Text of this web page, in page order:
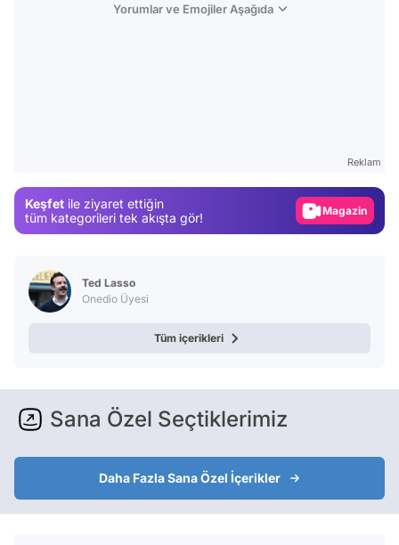
Yorumlar ve Emojiler Aşağıda
Reklam
Keşfet ile ziyaret ettiğin
tüm kategorileri tek akışta gör!
Magazin
Ted Lasso
Onedio Üyesi
Tüm içerikleri
Sana Özel Seçtiklerimiz
Daha Fazla Sana Özel İçerikler